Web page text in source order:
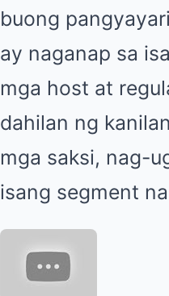
buong
ay naganap sa
mga host at
dahilan ng
mga saksi, nag-
isang segment